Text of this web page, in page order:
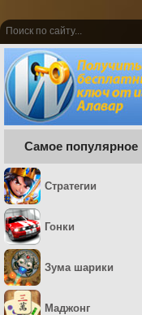
Самое популярное
Стратегии
Гонки
Зума шарики
Маджонг